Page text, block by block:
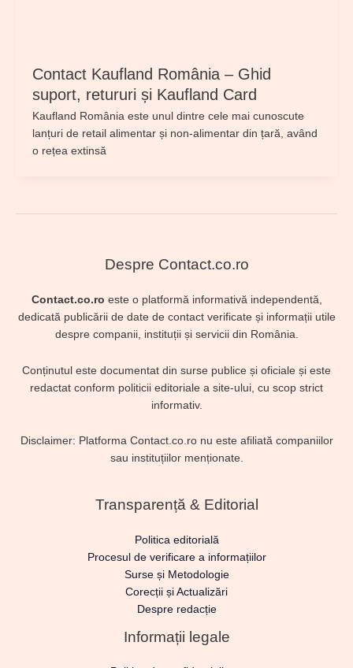
Contact Kaufland România – Ghid
suport, retururi și Kaufland Card
Kaufland România este unul dintre cele mai cunoscute
lanțuri de retail alimentar și non-alimentar din țară, având
o rețea extinsă
Despre Contact.co.ro
Contact.co.ro este o platformă informativă independentă,
dedicată publicării de date de contact verificate și informații utile
despre companii, instituții și servicii din România.
Conținutul este documentat din surse publice și oficiale și este
redactat conform politicii editoriale a site-ului, cu scop strict
informativ.
Disclaimer: Platforma Contact.co.ro nu este afiliată companiilor
sau instituțiilor menționate.
Transparență & Editorial
Politica editorială
Procesul de verificare a informațiilor
Surse și Metodologie
Corecții și Actualizări
Despre redacție
Informații legale